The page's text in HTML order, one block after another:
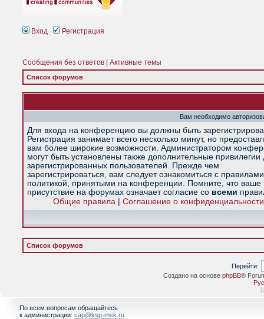
Вход Регистрация
Сообщения без ответов Активные темы
Список форумов
Вам необходимо
Для входа на конференцию вы должны быть
Регистрация занимает всего несколько минут, но
вам более широкие возможности. Администратором
могут быть установлены также дополнительные привилегии
зарегистрированных пользователей. Прежде чем
зарегистрироваться, вам следует ознакомиться с
политикой, принятыми на конференции. Помните, что ваше
присутствие на форумах означает согласие со всеми
Общие правила| Соглашение о конфиденциальности
Список форумов
Перейти:
Создано на основе phpBB®
[
По всем вопросам обращайтесь
к администрации: cap@ksp-msk.ru